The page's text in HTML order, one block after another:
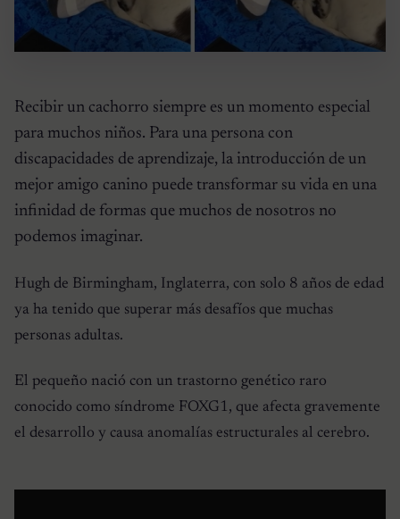
Recibir un cachorro siempre es un momento especial
para muchos niños. Para una persona con
discapacidades de aprendizaje, la introducción de un
mejor amigo canino puede transformar su vida en una
infinidad de formas que muchos de nosotros no
podemos imaginar.
Hugh de Birmingham, Inglaterra, con solo 8 años de edad
ya ha tenido que superar más desafíos que muchas
personas adultas.
El pequeño nació con un trastorno genético raro
conocido como síndrome FOXG1, que afecta gravemente
el desarrollo y causa anomalías estructurales al cerebro.